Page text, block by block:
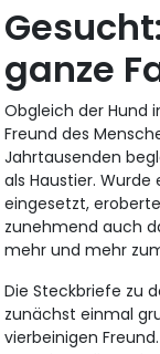
ganze
Obgleich der Hund
Freund des
Jahrtausenden
als Haustier.
eingesetzt,
zunehmend auch
mehr und mehr
Die Steckbriefe zu
zunächst einmal
vierbeinigen